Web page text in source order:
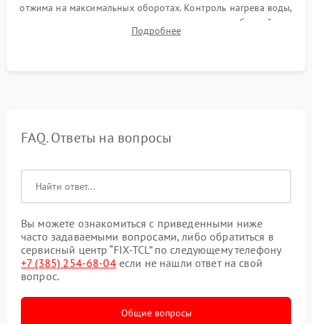
отжима на максимальных оборотах. Контроль нагрева воды,
корректности слива, отсутствия излишних вибраций,
посторонних стуков и протечек под корпусом.
Подробнее
FAQ. Ответы на вопросы
Вы можете ознакомиться с приведенными ниже
часто задаваемыми вопросами, либо обратиться в
сервисный центр “FIX-TCL” по следующему телефону
+7 (385) 254-68-04если не нашли ответ на свой
вопрос.
Общие вопросы